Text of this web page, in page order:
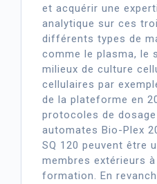
et acquérir une
analytique sur ces
différents types de
comme le plasma, le
milieux de culture
cellulaires par
de la plateforme en
protocoles de
automates Bio-Plex
SQ 120 peuvent être
membres extérieurs
formation. En